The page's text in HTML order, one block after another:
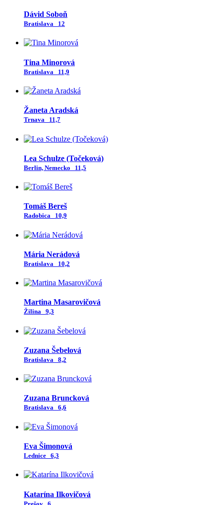
Dávid Soboň
Bratislava 12
Tina Minorová
Bratislava 11,9
Žaneta Aradská
Trnava 11,7
Lea Schulze (Točeková)
Berlin, Nemecko 11,5
Tomáš Bereš
Radobica 10,9
Mária Nerádová
Bratislava 10,2
Martina Masarovičová
Žilina 9,3
Zuzana Šebelová
Bratislava 8,2
Zuzana Bruncková
Bratislava 6,6
Eva Šimonová
Lednice 6,3
Katarína Ilkovičová